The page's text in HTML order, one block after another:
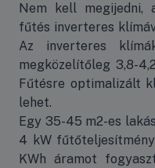
Nem kell megijedni,
fűtés inverteres
Az inverteres
megközelítőleg 3,8-
Fűtésre optimalizált
lehet.
Egy 35-45 m2-es
4 kW
KWh áramot